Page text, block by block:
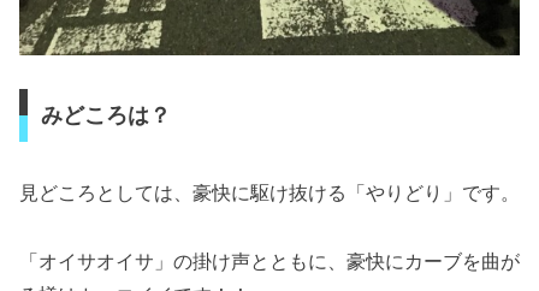
みどころは？
見どころとしては、豪快に駆け抜ける「やりどり」です。
「オイサオイサ」の掛け声とともに、豪快にカーブを曲が